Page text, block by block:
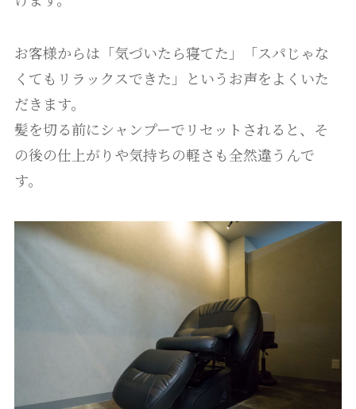
お客様からは「気づいたら寝てた」「スパじゃな
くてもリラックスできた」というお声をよくいた
だきます。
髪を切る前にシャンプーでリセットされると、そ
の後の仕上がりや気持ちの軽さも全然違うんで
す。